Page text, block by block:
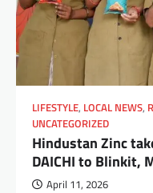
LIFESTYLE, LOCAL NEWS,
UNCATEGORIZED
Hindustan Zinc
DAICHI to Blinkit,
April 11, 2026